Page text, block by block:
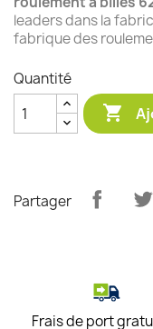
leaders dans la
fabrique des
Quantité

Partager
Frais de port